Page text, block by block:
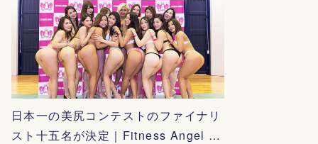
日本一の美尻コンテストのファイナリ
スト十五名が決定｜Fitness Angel …